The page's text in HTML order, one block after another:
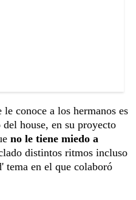
conoce a los hermanos es
house, en su proyecto
no le tiene miedo a
distintos ritmos incluso
tema en el que colaboró